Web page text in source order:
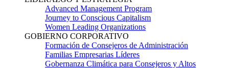
Advanced Management Program
Journey to Conscious Capitalism
Women Leading Organizations
GOBIERNO CORPORATIVO
Formación de Consejeros de Administración
Familias Empresarias Líderes
Gobernanza Climática para Consejeros y Altos